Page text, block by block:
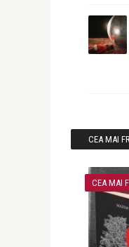
CEA MAI
CEA MAI